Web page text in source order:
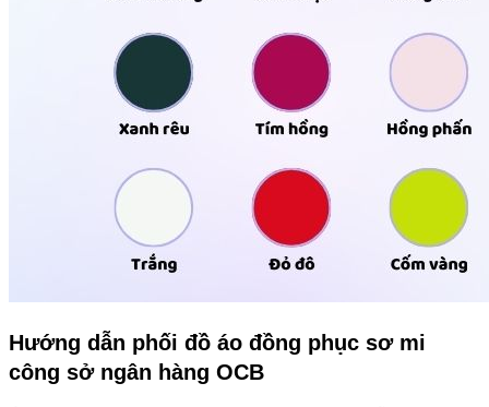
Hướng dẫn phối đồ áo đồng phục sơ mi
công sở ngân hàng OCB